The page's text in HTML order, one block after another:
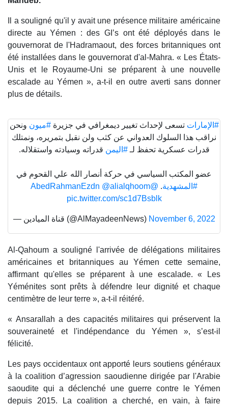
Il a souligné qu'il y avait une présence militaire américaine
directe au Yémen : des GI’s ont été déployés dans le
gouvernorat de l'Hadramaout, des forces britanniques ont
été installées dans le gouvernorat d'al-Mahra. « Les États-
Unis et le Royaume-Uni se préparent à une nouvelle
escalade au Yémen », a-t-il en outre averti sans donner
plus de détails.
#الإمارات تسعى لإحداث تغيير ديمغرافي في جزيرة#ميون ونحن
نراقب هذا السلوك العدواني عن كثب ولن نقبل بتمريره، ونمتلك
قدرات عسكرية تحفظ لـ#اليمن قدراته وسيادته واستقلاله.
عضو المكتب السياسي في حركة أنصار الله علي القحوم في
#المشهدية.
@AbedRahmanEzdn
@alialqhoom
pic.twitter.com/sc1d7Bsblk
— قناة الميادين (@AlMayadeenNews) November 6, 2022
Al-Qahoum a souligné l'arrivée de délégations militaires
américaines et britanniques au Yémen cette semaine,
affirmant qu'elles se préparent à une escalade. « Les
Yéménites sont prêts à défendre leur dignité et chaque
centimètre de leur terre », a-t-il réitéré.
« Ansarallah a des capacités militaires qui préservent la
souveraineté et l'indépendance du Yémen », s’est-il
félicité.
Les pays occidentaux ont apporté leurs soutiens généraux
à la coalition d’agression saoudienne dirigée par l'Arabie
saoudite qui a déclenché une guerre contre le Yémen
depuis 2015. La coalition a cherché, en vain, à faire